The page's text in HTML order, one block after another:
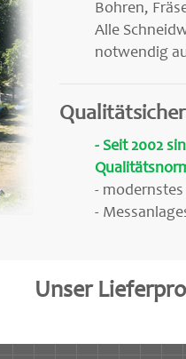
Bohren,
Alle
notwendig
- Seit 2002
-
-
Unser